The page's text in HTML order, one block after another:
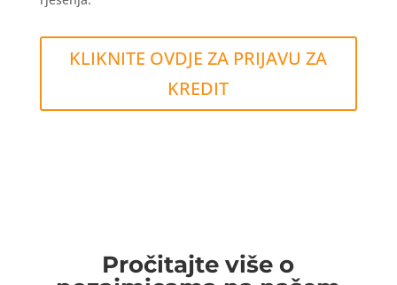
KLIKNITE OVDJE ZA PRIJAVU ZA
KREDIT
Pročitajte više o